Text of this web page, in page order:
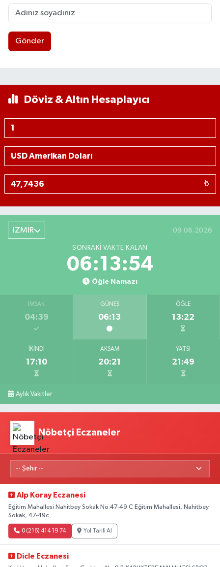
Gönder
Döviz & Altın Hesaplayıcı
₺
İZMİR 09.08.2026
SONRAKI VAKTE KALAN
06:13:53
Öğle Namazı
İMSAK
04:39
GÜNEŞ
06:13
ÖĞLE
13:22
İKINDI
17:10
AKŞAM
20:21
YATSI
21:49
Aylık Vakitler
Nöbetçi Eczaneler
Alp Koray Eczanesi
Eğitim Mahallesi Nahitbey Sokak No:47-49 C Eğitim Mahallesi, Nahitbey
Sokak, 47-49c
0 (216) 414 19 74 Yol Tarifi Al
Dicle Eczanesi